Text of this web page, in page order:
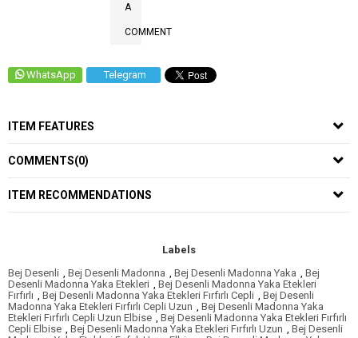
A
COMMENT
WhatsApp Telegram
ITEM FEATURES
COMMENTS(0)
ITEM RECOMMENDATIONS
Labels
Bej Desenli
Bej Desenli Madonna Bej Desenli Madonna Yaka
Bej
Desenli Madonna Yaka Etekleri
Bej Desenli Madonna Yaka Etekleri
Fırfırlı
Bej Desenli Madonna Yaka Etekleri Fırfırlı Cepli
Bej Desenli
Madonna Yaka Etekleri Fırfırlı Cepli Uzun
Bej Desenli Madonna Yaka
Etekleri Fırfırlı Cepli Uzun Elbise
Bej Desenli Madonna Yaka Etekleri Fırfırlı
Cepli Elbise
Bej Desenli Madonna Yaka Etekleri Fırfırlı Uzun
Bej Desenli